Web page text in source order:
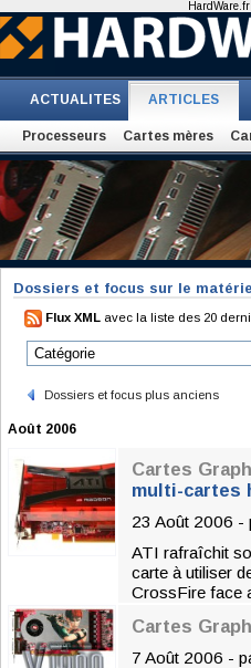
ACTUALITES ARTICLES
Processeurs Cartes mères
Dossiers et focus sur le
Flux XML avec la liste des 20
Dossiers et focus plus anciens
Août 2006
Cartes
multi-cartes
23 Août 2006 -
ATI rafraîchit
carte à utiliser
CrossFire face
Cartes
7 Août 2006 -